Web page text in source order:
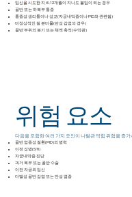
임신을 시도한 지 6~12개월이 지나도 불임이 되는 경우
골반 또는 하복부 통증
통증성 생리통이나 성교(자궁내막증이나 PID와 관련됨)
비정상적인 질 분비물(만성 감염의 경우)
골반 부위의 붓기 또는 체액 축적(수막관)
위험 요소
다음을 포함한 여러 가지 요인이 나팔관 막힘 위험을 증가
골반 염증성 질환(PID)의 병력
이전 성병(STI)
자궁내막증 진단
과거 복부 또는 골반 수술
이전 자궁외 임신
다발성 골반 감염 또는 만성 염증